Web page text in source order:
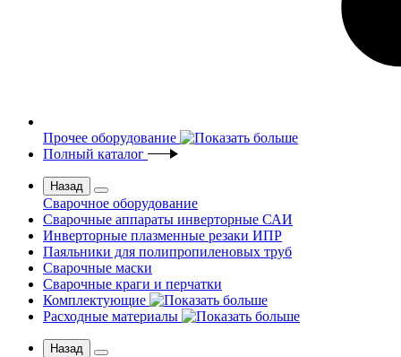
Прочее оборудование
Полный каталог
Назад
Сварочное оборудование
Сварочные аппараты инверторные САИ
Инверторные плазменные резаки ИПР
Паяльники для полипропиленовых труб
Сварочные маски
Сварочные краги и перчатки
Комплектующие
Расходные материалы
Назад